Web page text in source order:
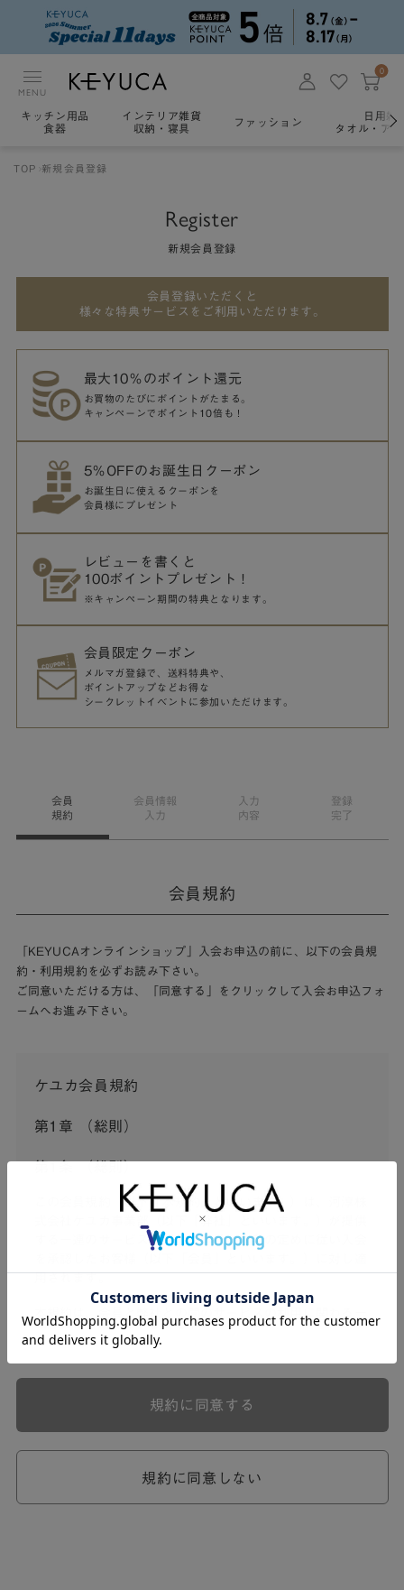
MENU
0
キッチン用品
食器
インテリア雑貨
収納・寝具
ファッション
日用雑
タオル・ア
TOP 新規会員登録
Register
新規会員登録
会員登録いただくと
様々な特典サービスをご利用いただけます。
最大10％のポイント還元
お買物のたびにポイントがたまる。
キャンペーンでポイント10倍も！
5％OFFのお誕生日クーポン
お誕生日に使えるクーポンを
会員様にプレゼント
レビューを書くと
100ポイントプレゼント！
※キャンペーン期間の特典となります。
会員限定クーポン
メルマガ登録で、送料特典や、
ポイントアップなどお得な
シークレットイベントに参加いただけます。
会員
規約
会員情報
入力
入力
内容
登録
完了
会員規約
「KEYUCAオンラインショップ」入会お申込の前に、以下の会員規
約・利用規約を必ずお読み下さい。
ご同意いただける方は、「同意する」をクリックして入会お申込フォ
ームへお進み下さい。
ケユカ会員規約
第1章 （総則）
この会員規約（以下「本規約」といいます。）は、河淳株
式会社ケユカ事業部（以下「弊社」といいます。）が提供
する一連のサービスに関し、弊社が次条の定めに従い入会
本規約は、会員と弊社との間のサービスの利用に関わる一
切の関係に適用されるものとします。
弊社が一連のサービスを提供するにあたり、本規約のほ
ら個別規定はその名称のいかんに関わらず、本規約の一部
めが優先されるものとします。
規約に同意しない
規約に同意する